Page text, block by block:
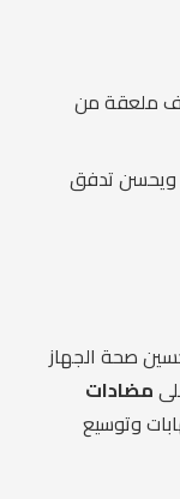
ملعقة من
ويحسن تدفق
صحة الجهاز
مضادات
وتوسيع